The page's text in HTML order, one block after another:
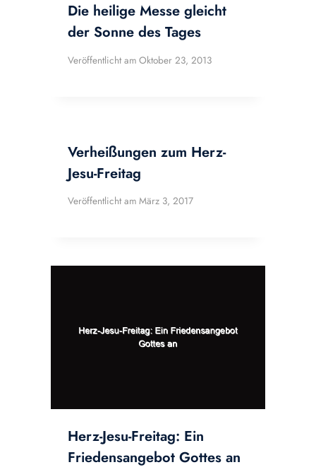
Die heilige Messe gleicht
der Sonne des Tages
Veröffentlicht am Oktober 23, 2013
Verheißungen zum Herz-
Jesu-Freitag
Veröffentlicht am März 3, 2017
Herz-Jesu-Freitag: Ein
Friedensangebot Gottes an